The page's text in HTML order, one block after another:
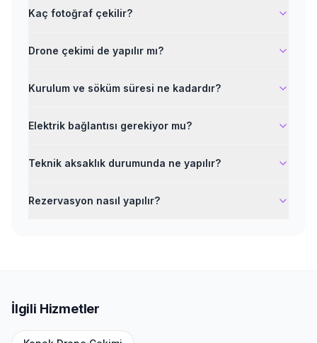
Kaç fotoğraf çekilir?
Drone çekimi de yapılır mı?
Kurulum ve söküm süresi ne kadardır?
Elektrik bağlantısı gerekiyor mu?
Teknik aksaklık durumunda ne yapılır?
Rezervasyon nasıl yapılır?
İlgili Hizmetler